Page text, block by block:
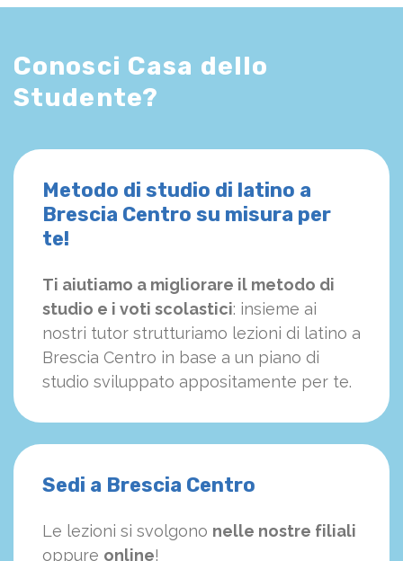
Conosci Casa dello
Studente?
Metodo di studio di latino a
Brescia Centro su misura per
te!
Ti aiutiamo a migliorare il metodo di
studio e i voti scolastici: insieme ai
nostri tutor strutturiamo lezioni di latino a
Brescia Centro in base a un piano di
studio sviluppato appositamente per te.
Sedi a Brescia Centro
Le lezioni si svolgono nelle nostre filiali
oppure online!